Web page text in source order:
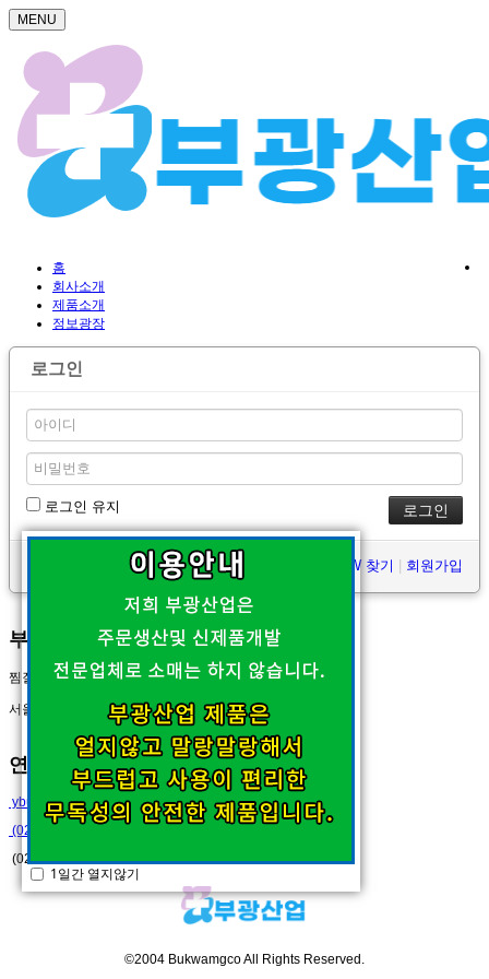
MENU
홈
회사소개
제품소개
정보광장
로그인
로그인 유지
ID/PW 찾기 회원가입
부광산업
찜질팩.아이스팩 제조업체
서울 성북구 장위1동 230-91
연락처
ybukwang@naver.com
(02)912-1743
(02)912-1745
©2004 Bukwamgco All Rights Reserved.
1일간 열지않기